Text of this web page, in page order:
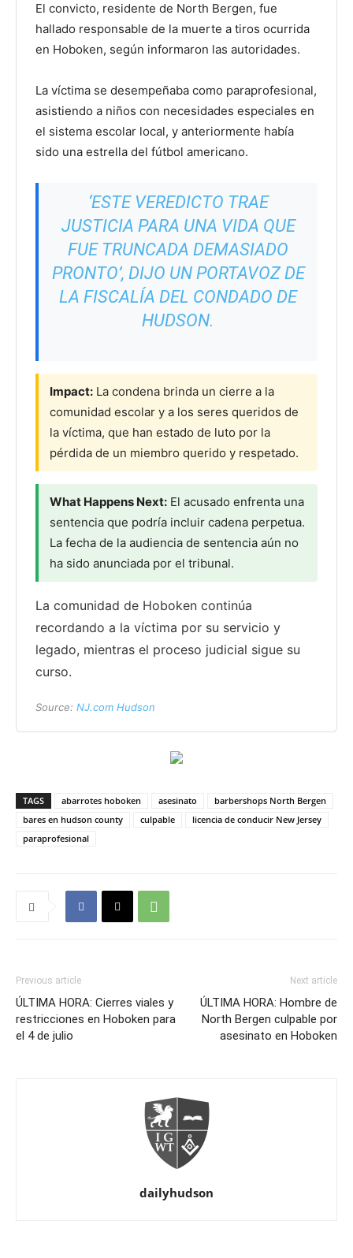
El convicto, residente de North Bergen, fue
hallado responsable de la muerte a tiros ocurrida
en Hoboken, según informaron las autoridades.
La víctima se desempeñaba como paraprofesional,
asistiendo a niños con necesidades especiales en
el sistema escolar local, y anteriormente había
sido una estrella del fútbol americano.
‘ESTE VEREDICTO TRAE
JUSTICIA PARA UNA VIDA QUE
FUE TRUNCADA DEMASIADO
PRONTO’, DIJO UN PORTAVOZ DE
LA FISCALÍA DEL CONDADO DE
HUDSON.
Impact: La condena brinda un cierre a la
comunidad escolar y a los seres queridos de
la víctima, que han estado de luto por la
pérdida de un miembro querido y respetado.
What Happens Next: El acusado enfrenta una
sentencia que podría incluir cadena perpetua.
La fecha de la audiencia de sentencia aún no
ha sido anunciada por el tribunal.
La comunidad de Hoboken continúa
recordando a la víctima por su servicio y
legado, mientras el proceso judicial sigue su
curso.
Source: NJ.com Hudson
TAGS abarrotes hoboken asesinato
barbershops North Bergen
bares en hudson county
culpable
licencia de conducir New Jersey
paraprofesional
Previous article
ÚLTIMA HORA: Cierres viales y
restricciones en Hoboken para
el 4 de julio
Next article
ÚLTIMA HORA: Hombre de
North Bergen culpable por
asesinato en Hoboken
dailyhudson